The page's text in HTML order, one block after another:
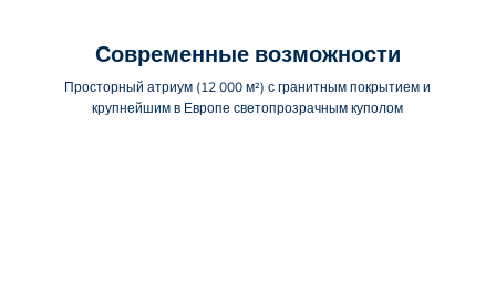
Современные возможности
Просторный атриум (12 000 м²) с гранитным покрытием и
крупнейшим в Европе светопрозрачным куполом